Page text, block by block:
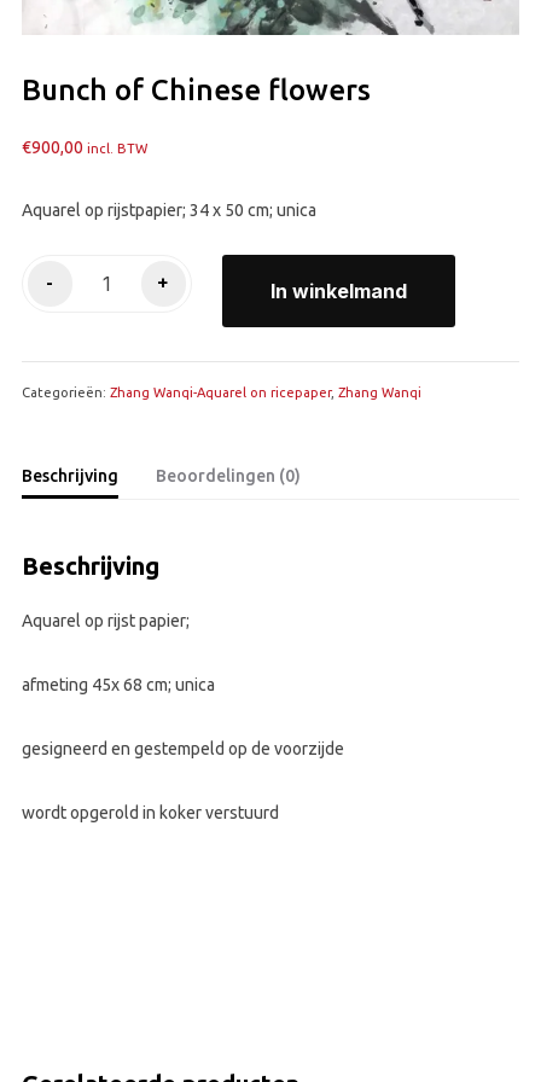
Bunch of Chinese flowers
€900,00 incl. BTW
Aquarel op rijstpapier; 34 x 50 cm; unica
-
flowers
aantal
+ In winkelmand
Categorieën: Zhang Wanqi-Aquarel on ricepaper, Zhang Wanqi
Beschrijving Beoordelingen (0)
Beschrijving
Aquarel op rijst papier;
afmeting 45x 68 cm; unica
gesigneerd en gestempeld op de voorzijde
wordt opgerold in koker verstuurd